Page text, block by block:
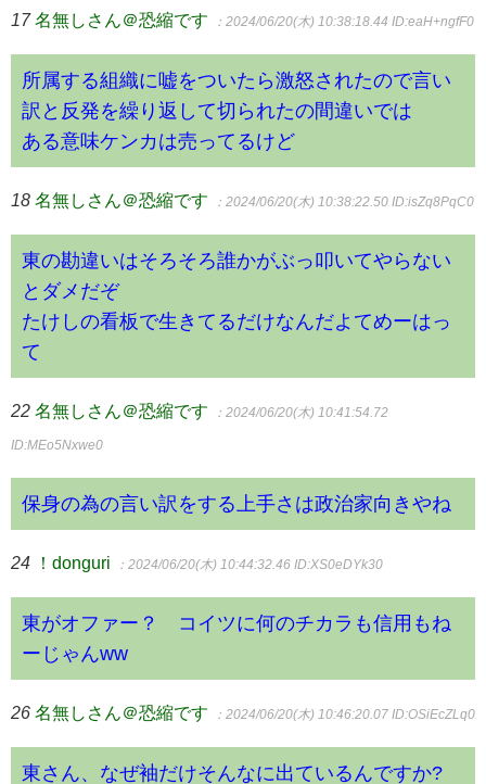
17 名無しさん＠恐縮です ：2024/06/20(木) 10:38:18.44 ID:eaH+ngfF0
所属する組織に嘘をついたら激怒されたので言い
訳と反発を繰り返して切られたの間違いでは
ある意味ケンカは売ってるけど
18 名無しさん＠恐縮です ：2024/06/20(木) 10:38:22.50 ID:isZq8PqC0
東の勘違いはそろそろ誰かがぶっ叩いてやらない
とダメだぞ
たけしの看板で生きてるだけなんだよてめーはっ
て
22 名無しさん＠恐縮です ：2024/06/20(木) 10:41:54.72
ID:MEo5Nxwe0
保身の為の言い訳をする上手さは政治家向きやね
24 ！donguri ：2024/06/20(木) 10:44:32.46 ID:XS0eDYk30
東がオファー？ コイツに何のチカラも信用もね
ーじゃんww
26 名無しさん＠恐縮です ：2024/06/20(木) 10:46:20.07 ID:OSiEcZLq0
東さん、なぜ袖だけそんなに出ているんですか?